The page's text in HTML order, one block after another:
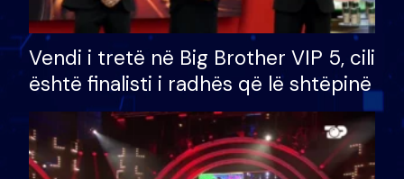
Vendi i tretë në Big Brother VIP 5, cili
është finalisti i radhës që lë shtëpinë